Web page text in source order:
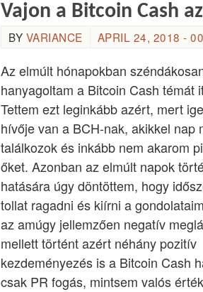
Vajon a Bitcoin Cash
BY VARIANCE APRIL 24, 2018 -
Az elmúlt hónapokban
hanyagoltam a Bitcoin Cash témát
Tettem ezt leginkább azért, mert
hívője van a BCH-nak, akikkel nap
találkozok és inkább nem akarom
őket. Azonban az elmúlt napok
hatására úgy döntöttem, hogy
tollat ragadni és kiírni a
az amúgy jellemzően negatív
mellett történt azért néhány pozitív
kezdeményezés is a Bitcoin Cash
csak PR fogás, mintsem valós